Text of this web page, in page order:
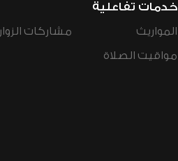
خدمات تفاعلية
المواريث
مواقيت الصلاة
مشاركات الزوار